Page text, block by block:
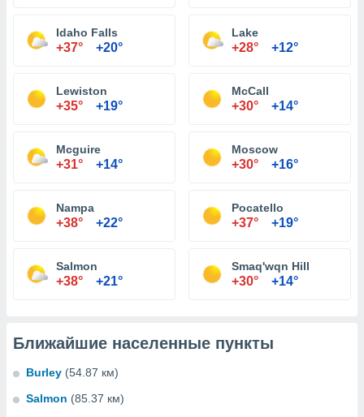
Idaho Falls
+37° +20°
Lake
+28° +12°
Lewiston
+35° +19°
McCall
+30° +14°
Mcguire
+31° +14°
Moscow
+30° +16°
Nampa
+38° +22°
Pocatello
+37° +19°
Salmon
+38° +21°
Smaq'wqn Hill
+30° +14°
Ближайшие населенные пункты
Burley (54.87 км)
Salmon (85.37 км)